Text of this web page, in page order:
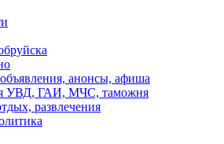
анонсы, афиша
УВД, ГАИ, МЧС, таможня
развлечения